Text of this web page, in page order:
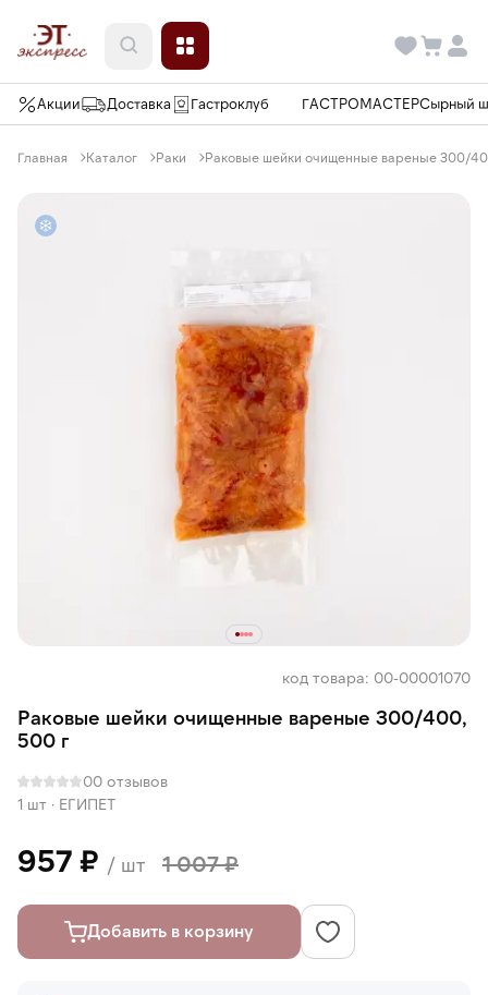
Акции Доставка Гастроклуб ГАСТРОМАСТЕРСырный
Главная Каталог Раки Раковые шейки очищенные вареные 300/
код товара: 00-00001070
Раковые шейки очищенные вареные 300/400,
500 г
00 отзывов
1 шт · ЕГИПЕТ
957 ₽ / шт 1 007 ₽
Добавить в корзину